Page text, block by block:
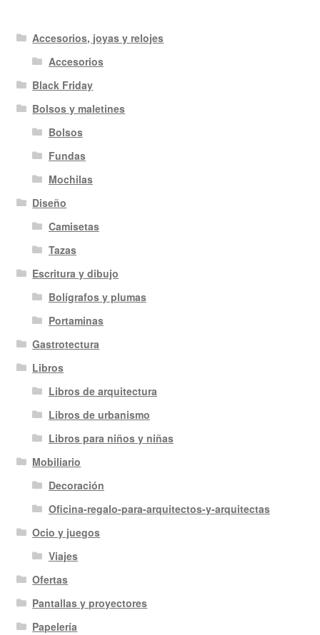
Accesorios, joyas y relojes
Accesorios
Black Friday
Bolsos y maletines
Bolsos
Fundas
Mochilas
Diseño
Camisetas
Tazas
Escritura y dibujo
Bolígrafos y plumas
Portaminas
Gastrotectura
Libros
Libros de arquitectura
Libros de urbanismo
Libros para niños y niñas
Mobiliario
Decoración
Oficina-regalo-para-arquitectos-y-arquitectas
Ocio y juegos
Viajes
Ofertas
Pantallas y proyectores
Papelería